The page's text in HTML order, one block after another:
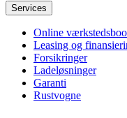
Services
Online
Leasing og
Forsikringer
Ladeløsninger
Garanti
Rustvogne